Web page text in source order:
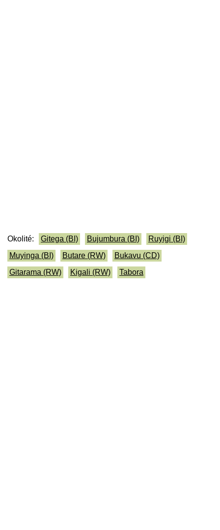
Okolité: Gitega (BI) Bujumbura (BI)
Ruyigi (BI)
Muyinga (BI)
Butare (RW)
Bukavu (CD)
Gitarama (RW)
Kigali (RW) Tabora